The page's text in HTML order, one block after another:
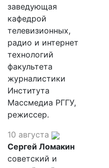
заведующая
кафедрой
телевизионных,
радио и интернет
технологий
факультета
журналистики
Института
Массмедиа РГГУ,
режиссер.
10 августа
Сергей Ломакин
советский и